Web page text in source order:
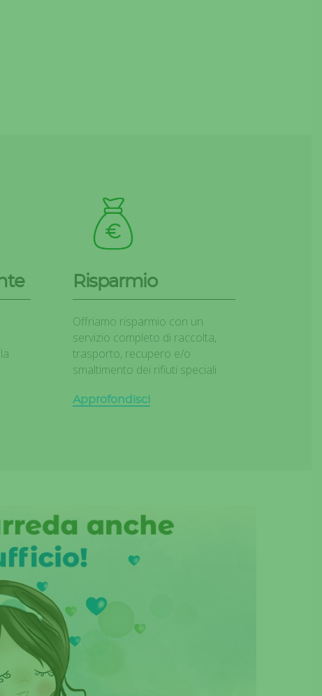
Risparmio
Offriamo risparmio con un
servizio completo di raccolta,
trasporto, recupero e/o
smaltimento dei rifiuti speciali
Approfondisci